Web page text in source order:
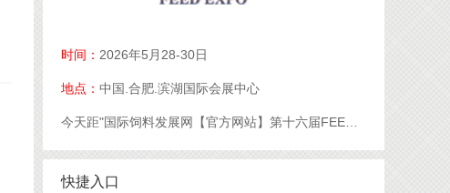
时间： 2026年5月28-30日
地点： 中国.合肥.滨湖国际会展中心
快捷入口